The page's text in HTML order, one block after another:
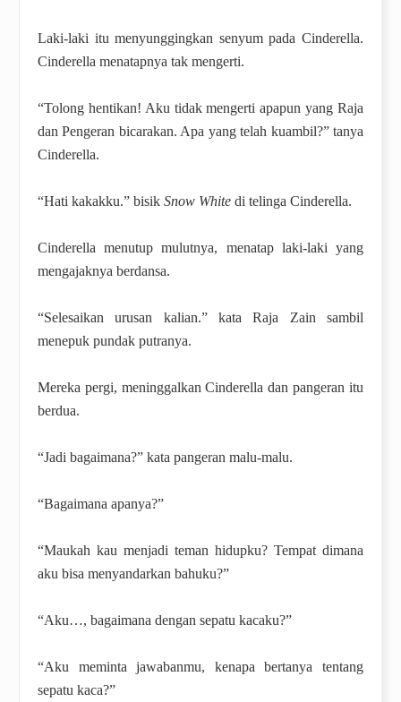
Laki-laki itu menyunggingkan senyum pada Cinderella.
Cinderella menatapnya tak mengerti.
“Tolong hentikan! Aku tidak mengerti apapun yang Raja
dan Pengeran bicarakan. Apa yang telah kuambil?” tanya
Cinderella.
“Hati kakakku.” bisik Snow White di telinga Cinderella.
Cinderella menutup mulutnya, menatap laki-laki yang
mengajaknya berdansa.
“Selesaikan urusan kalian.” kata Raja Zain sambil
menepuk pundak putranya.
Mereka pergi, meninggalkan Cinderella dan pangeran itu
berdua.
“Jadi bagaimana?” kata pangeran malu-malu.
“Bagaimana apanya?”
“Maukah kau menjadi teman hidupku? Tempat dimana
aku bisa menyandarkan bahuku?”
“Aku…, bagaimana dengan sepatu kacaku?”
“Aku meminta jawabanmu, kenapa bertanya tentang
sepatu kaca?”